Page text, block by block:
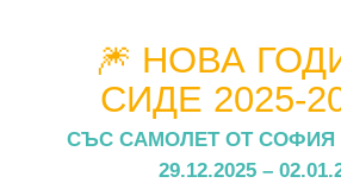
🎆 НОВА
СИДЕ 2025-
СЪС САМОЛЕТ ОТ СОФИЯ |
29.12.2025 –